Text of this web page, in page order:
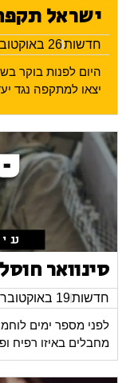
ישראל
חדשות26 באוקטובר 2024
יצאו למתקפה נגד
סינוואר חוסל
חדשות19 באוקטובר 2024
לפני מספר ימים
מחבלים באיזו רפיח